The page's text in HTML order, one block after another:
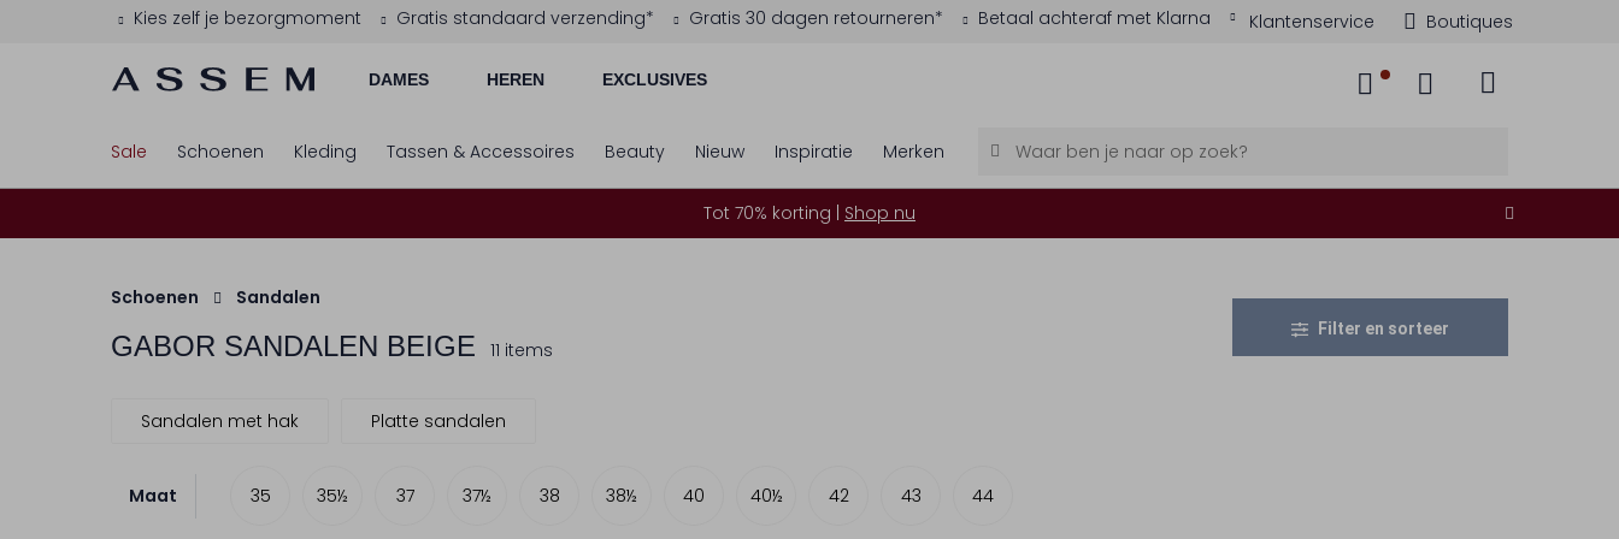
Kies zelf je bezorgmoment Gratis standaard verzending* Gratis 30 dagen retourneren* Betaal achteraf met Klarna Klantenservice Boutiques
DAMES HEREN EXCLUSIVES
Sale Schoenen Kleding Tassen & Accessoires Beauty Nieuw Inspiratie Merken
Tot 70% korting | Shop nu
Schoenen Sandalen
GABOR SANDALEN BEIGE 11 items
Filter en sorteer
Sandalen met hak Platte sandalen
Maat 35 35½ 37 37½ 38 38½ 40 40½ 42 43 44